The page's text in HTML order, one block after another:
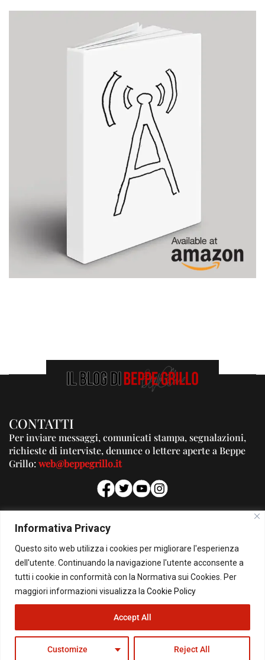
Informativa Privacy
Questo sito web utilizza i cookies per migliorare l'esperienza
dell'utente. Continuando la navigazione l'utente acconsente a
tutti i cookie in conformità con la Normativa sui Cookies. Per
maggiori informazioni visualizza la Cookie Policy
Customize Reject All
Accept All
CONTATTI
Per inviare messaggi, comunicati stampa, segnalazioni,
richieste di interviste, denunce o lettere aperte a Beppe
Grillo:web@beppegrillo.it
PUBBLICITA'
Per la tua pubblicità su questo Blog:
pubblicita@beppegrillo.it
© Copyright 2026 - Il Blog di Beppe Grillo. All Rights Reserved - Powered by
happygrafic.com